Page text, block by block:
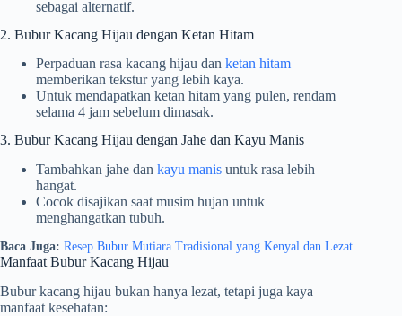
sebagai alternatif.
2. Bubur Kacang Hijau dengan Ketan Hitam
Perpaduan rasa kacang hijau dan ketan hitam
memberikan tekstur yang lebih kaya.
Untuk mendapatkan ketan hitam yang pulen, rendam
selama 4 jam sebelum dimasak.
3. Bubur Kacang Hijau dengan Jahe dan Kayu Manis
Tambahkan jahe dan kayu manis untuk rasa lebih
hangat.
Cocok disajikan saat musim hujan untuk
menghangatkan tubuh.
Baca Juga: Resep Bubur Mutiara Tradisional yang Kenyal dan Lezat
Manfaat Bubur Kacang Hijau
Bubur kacang hijau bukan hanya lezat, tetapi juga kaya
manfaat kesehatan: